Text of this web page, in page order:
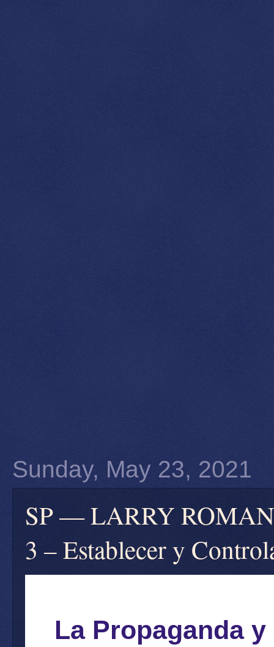
Sunday, May 23, 2021
SP — LARRY
3 – Establecer y
La Propaganda